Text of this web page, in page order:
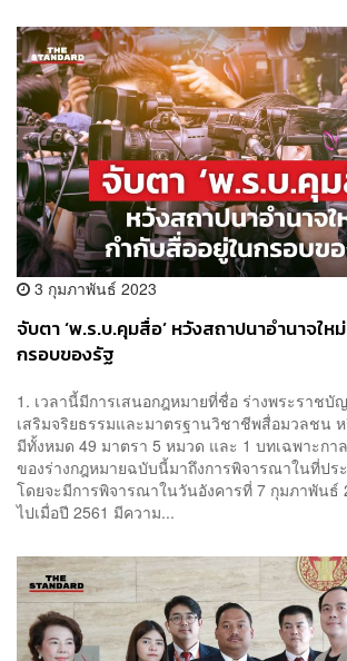
3 กุมภาพันธ์ 2023
จับตา ‘พ.ร.บ.คุมสื่อ’ หวังสถาปนาอำนาจใ
กรอบของรัฐ
1. เวลานี้มีการเสนอกฎหมายที่ชื่อ ร่างพระราชบั
เสริมจริยธรรมและมาตรฐานวิชาชีพสื่อมวลชน
มีทั้งหมด 49 มาตรา 5 หมวด และ 1 บทเฉพาะก
ของร่างกฎหมายฉบับนี้มาถึงการพิจารณาในที่ปร
โดยจะมีการพิจารณาในวันอังคารที่ 7 กุมภาพัน
ไปเมื่อปี 2561 มีความ...